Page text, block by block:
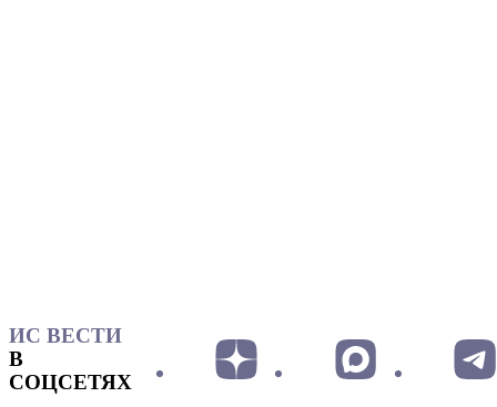
ИС ВЕСТИ
В
СОЦСЕТЯХ